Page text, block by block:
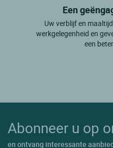
Een
Uw verblijf en
werkgelegenheid en
een
Abonneer u op
en ontvang interessante